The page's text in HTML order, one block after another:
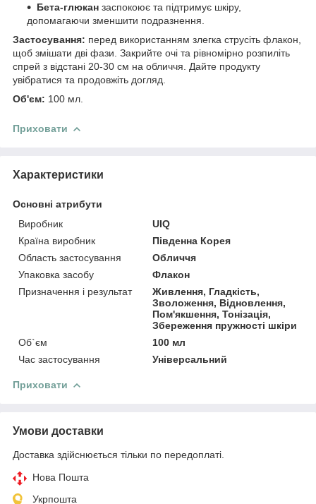
Бета-глюкан заспокоює та підтримує шкіру,
допомагаючи зменшити подразнення.
Застосування: перед використанням злегка струсіть флакон,
щоб змішати дві фази. Закрийте очі та рівномірно розпиліть
спрей з відстані 20-30 см на обличчя. Дайте продукту
увібратися та продовжіть догляд.
Об'єм: 100 мл.
Приховати
Характеристики
Основні атрибути
Виробник
UIQ
Країна виробник
Південна Корея
Область застосування
Обличчя
Упаковка засобу
Флакон
Призначення і результат
Живлення, Гладкість,
Зволоження, Відновлення,
Пом'якшення, Тонізація,
Збереження пружності шкіри
Об`єм
100 мл
Час застосування
Універсальний
Приховати
Умови доставки
Доставка здійснюється тільки по передоплаті.
Нова Пошта
Укрпошта